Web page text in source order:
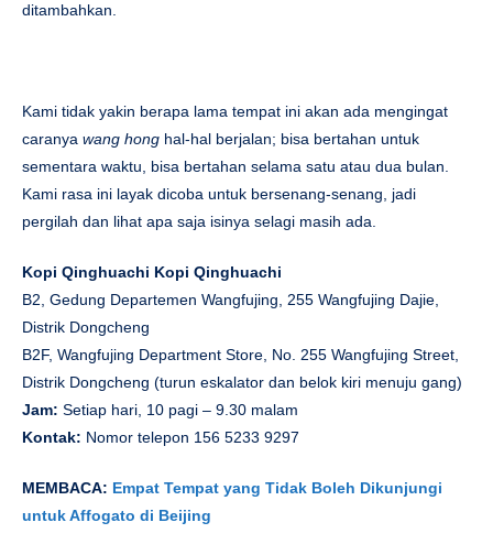
ditambahkan.
Kami tidak yakin berapa lama tempat ini akan ada mengingat
caranya wang hong hal-hal berjalan; bisa bertahan untuk
sementara waktu, bisa bertahan selama satu atau dua bulan.
Kami rasa ini layak dicoba untuk bersenang-senang, jadi
pergilah dan lihat apa saja isinya selagi masih ada.
Kopi Qinghuachi Kopi Qinghuachi
B2, Gedung Departemen Wangfujing, 255 Wangfujing Dajie,
Distrik Dongcheng
B2F, Wangfujing Department Store, No. 255 Wangfujing Street,
Distrik Dongcheng (turun eskalator dan belok kiri menuju gang)
Jam: Setiap hari, 10 pagi – 9.30 malam
Kontak: Nomor telepon 156 5233 9297
MEMBACA: Empat Tempat yang Tidak Boleh Dikunjungi
untuk Affogato di Beijing